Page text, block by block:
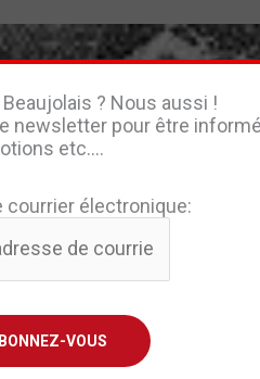
Région au patrimoine
splendeur qui ne
? Nous aussi !
newsletter pour être informé
etc….
courrier électronique: